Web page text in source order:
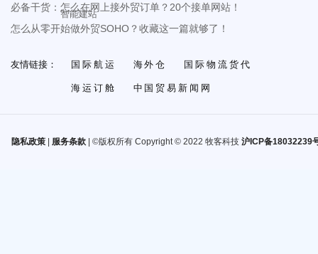
必备干货：怎么在网上接外贸订单？20个接单网站！
怎么从零开始做外贸SOHO？收藏这一篇就够了！
智能建站
友情链接： 国际航运 海外仓 国际物流货代
海运订舱 中国贸易新闻网
隐私政策| 服务条款| ©版权所有 Copyright © 2022 牧客科技 沪ICP备18032239